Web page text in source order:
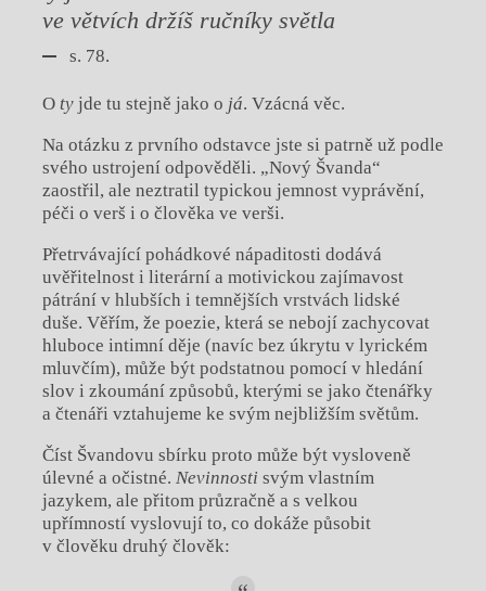
ve větvích držíš ručníky světla
s. 78.
O ty jde tu stejně jako o já. Vzácná věc.
Na otázku z prvního odstavce jste si patrně už podle
svého ustrojení odpověděli. „Nový Švanda“
zaostřil, ale neztratil typickou jemnost vyprávění,
péči o verš i o člověka ve verši.
Přetrvávající pohádkové nápaditosti dodává
uvěřitelnost i literární a motivickou zajímavost
pátrání v hlubších i temnějších vrstvách lidské
duše. Věřím, že poezie, která se nebojí zachycovat
hluboce intimní děje (navíc bez úkrytu v lyrickém
mluvčím), může být podstatnou pomocí v hledání
slov i zkoumání způsobů, kterými se jako čtenářky
a čtenáři vztahujeme ke svým nejbližším světům.
Číst Švandovu sbírku proto může být vysloveně
úlevné a očistné. Nevinnosti svým vlastním
jazykem, ale přitom průzračně a s velkou
upřímností vyslovují to, co dokáže působit
v člověku druhý člověk: